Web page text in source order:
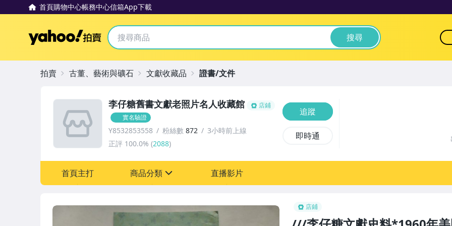
首頁購物中心帳務中心信箱App下載
Yahoo拍賣 搜尋
店鋪
李仔糖舊書文獻老照片名人收藏館
店鋪
實名驗證
Y8532853558 粉絲數 872
3小時前上線
正評 100.0% (2088)
追蹤
即時通
首頁主打 商品分類 直播影片
拍賣 古董、藝術與礦石 文獻收藏品 證書/文件